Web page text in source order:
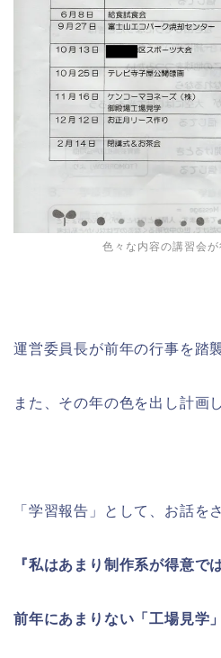
色々な内容の講習会が
運営委員長が前年の行事を踏
また、その年の色を出し計画
「学習報告」として、お話を
『私はあまり制作系が得意で
前年にあまりない「工場見学